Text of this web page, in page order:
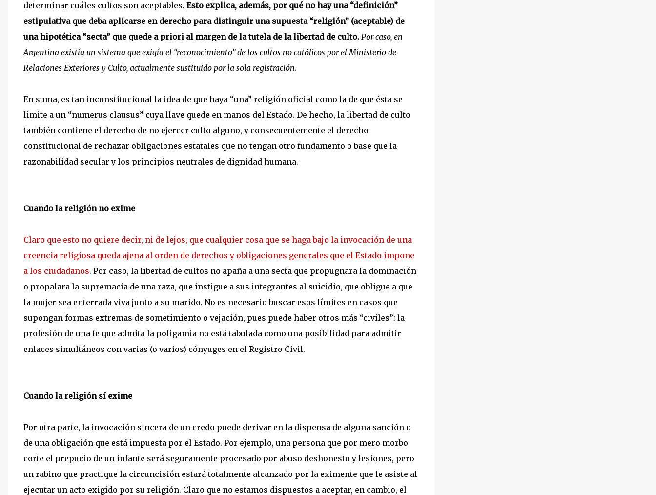
determinar cuáles cultos son aceptables. Esto explica, además, por qué no hay una “definición”
estipulativa que deba aplicarse en derecho para distinguir una supuesta “religión” (aceptable) de
una hipotética “secta” que quede a priori al margen de la tutela de la libertad de culto. Por caso, en
Argentina existía un sistema que exigía el “reconocimiento” de los cultos no católicos por el Ministerio de
Relaciones Exteriores y Culto, actualmente sustituido por la sola registración.
En suma, es tan inconstitucional la idea de que haya “una” religión oficial como la de que ésta se
limite a un “numerus clausus” cuya llave quede en manos del Estado. De hecho, la libertad de culto
también contiene el derecho de no ejercer culto alguno, y consecuentemente el derecho
constitucional de rechazar obligaciones estatales que no tengan otro fundamento o base que la
razonabilidad secular y los principios neutrales de dignidad humana.
Cuando la religión no exime
Claro que esto no quiere decir, ni de lejos, que cualquier cosa que se haga bajo la invocación de una
creencia religiosa queda ajena al orden de derechos y obligaciones generales que el Estado impone
a los ciudadanos. Por caso, la libertad de cultos no apaña a una secta que propugnara la dominación
o propalara la supremacía de una raza, que instigue a sus integrantes al suicidio, que obligue a que
la mujer sea enterrada viva junto a su marido. No es necesario buscar esos límites en casos que
supongan formas extremas de sometimiento o vejación, pues puede haber otros más “civiles”: la
profesión de una fe que admita la poligamia no está tabulada como una posibilidad para admitir
enlaces simultáneos con varias (o varios) cónyuges en el Registro Civil.
Cuando la religión sí exime
Por otra parte, la invocación sincera de un credo puede derivar en la dispensa de alguna sanción o
de una obligación que está impuesta por el Estado. Por ejemplo, una persona que por mero morbo
corte el prepucio de un infante será seguramente procesado por abuso deshonesto y lesiones, pero
un rabino que practique la circuncisión estará totalmente alcanzado por la eximente que le asiste al
ejecutar un acto exigido por su religión. Claro que no estamos dispuestos a aceptar, en cambio, el